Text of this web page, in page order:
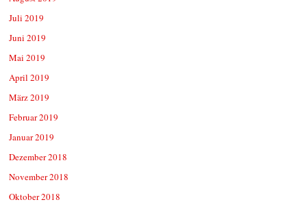
Juli 2019
Juni 2019
Mai 2019
April 2019
März 2019
Februar 2019
Januar 2019
Dezember 2018
November 2018
Oktober 2018